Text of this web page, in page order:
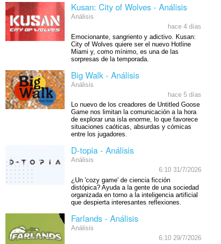
Kusan: City of Wolves - Análisis
Análisis
hace 4 días
Emocionante, sangriento y adictivo. Kusan:
City of Wolves quiere ser el nuevo Hotline
Miami y, como mínimo, es una de las
sorpresas de la temporada.
Big Walk - Análisis
Análisis
hace 5 días
Lo nuevo de los creadores de Untitled Goose
Game nos limitan la comunicación a la hora
de explorar una isla enorme, lo que favorece
situaciones caóticas, absurdas y cómicas
entre los jugadores.
D-topia - Análisis
Análisis
6:10 31/7/2026
¿Un 'cozy game' de ciencia ficción
distópica? Ayuda a la gente de una sociedad
organizada en torno a la inteligencia artificial
que despierta interesantes reflexiones.
Farlands - Análisis
Análisis
6:10 29/7/2026